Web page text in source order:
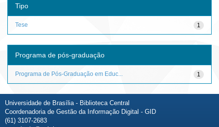
Tipo
1
Tese
Programa de pós-graduação
1
Programa de Pós-Graduação em Educ...
Universidade de Brasília - Biblioteca Central
Coordenadoria de Gestão da Informação Digital - GID
(61) 3107-2683